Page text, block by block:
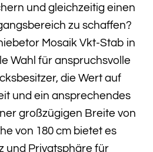
und gleichzeitig einen
zu schaffen?
Mosaik Vkt-Stab in
Wahl für anspruchsvolle
die Wert auf
und ein ansprechendes
großzügigen Breite von
von 180 cm bietet es
und Privatsphäre für